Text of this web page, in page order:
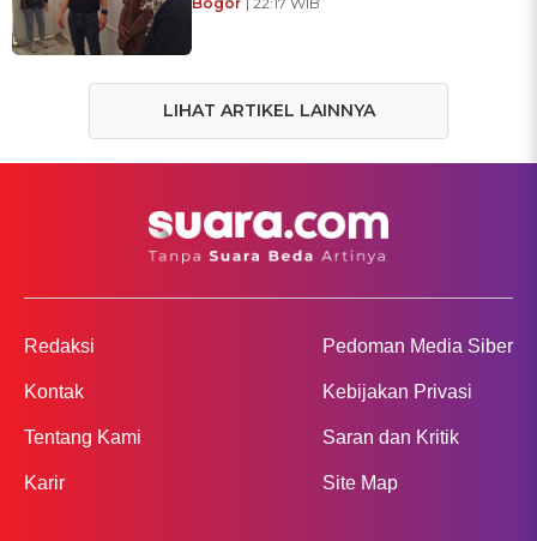
LIHAT ARTIKEL LAINNYA
Redaksi
Kontak
Tentang Kami
Karir
Pedoman Media Siber
Kebijakan Privasi
Saran dan Kritik
Site Map